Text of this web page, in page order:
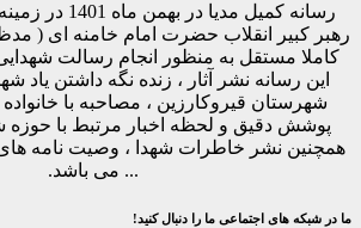
رسانه کمیل مدیا
رهبر کبیر انقلاب حضرت امام خامنه ای (
کاملا مستقل به منظور انجام رسالت
این رسانه نشر آثار ، زنده نگه داشتن یاد
شهرستان قیروکارزین ، مصاحبه با
پوشش دقیق و لحظه اخبار مرتبط با
همچنین نشر خاطرات شهدا ، وصیت نامه
... می باشد.
ما در شبکه های اجتماعی ما را دنبال کنید!